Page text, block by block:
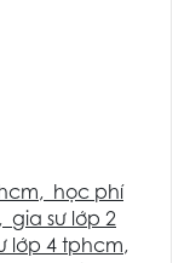
,
học phí
, gia sư lớp 2
lớp 4 tphcm,